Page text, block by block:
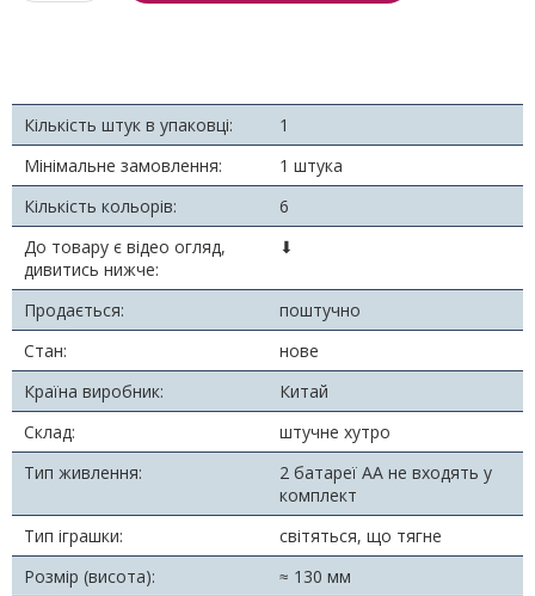
Кількість штук в упаковці:
1
Мінімальне замовлення:
1 штука
Кількість кольорів:
6
До товару є відео огляд,
дивитись нижче:
⬇
Продається:
поштучно
Стан:
нове
Країна виробник:
Китай
Склад:
штучне хутро
Тип живлення:
2 батареї АА не входять у
комплект
Тип іграшки:
світяться, що тягне
Розмір (висота):
≈ 130 мм